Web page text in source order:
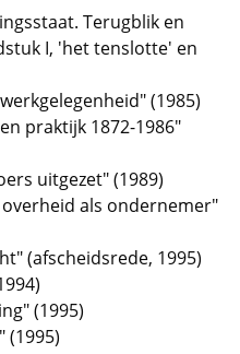
Terugblik en
I, 'het tenslotte' en
(1985)
praktijk 1872-1986"
uitgezet" (1989)
als ondernemer"
(afscheidsrede, 1995)
(1995)
(1995)